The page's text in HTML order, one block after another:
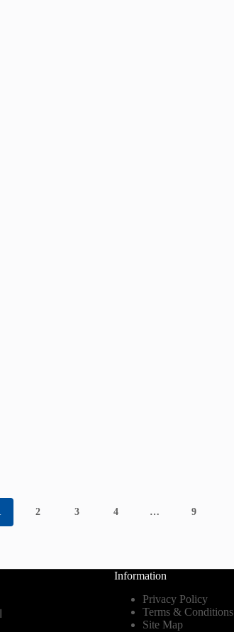
2 3 4 … 9
Information
Privacy Policy
Terms & Conditions
Site Map